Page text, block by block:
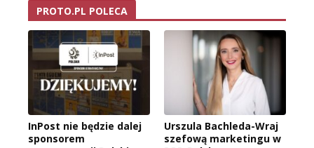
PROTO.PL POLECA
InPost nie będzie dalej
sponsorem
Urszula Bachleda-Wraj
szefową marketingu w